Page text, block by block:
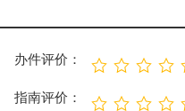
办件评价：
指南评价：